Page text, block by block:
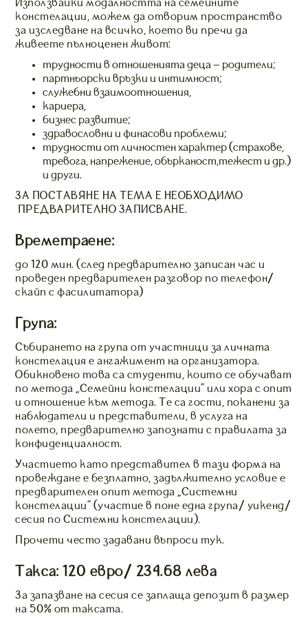
Използвайки модалността на семейните
констелации, можем да отворим пространство
за изследване на всичко, което ви пречи да
живеете пълноценен живот:
трудности в отношенията деца – родители;
партньорски връзки и интимност;
служебни взаимоотношения,
кариера,
бизнес развитие;
здравословни и финасови проблеми;
трудности от личностен характер (страхове,
тревога, напрежение, обърканост,тежест и др.)
и други.
ЗА ПОСТАВЯНЕ НА ТЕМА Е НЕОБХОДИМО
ПРЕДВАРИТЕЛНО ЗАПИСВАНЕ.
Времетраене:
до 120 мин. (след предварително записан час и
проведен предварителен разговор по телефон/
скайп с фасилитатора)
Група:
Събирането на група от участници за личната
констелация е ангажимент на организатора.
Обикновено това са студенти, които се обучават
по метода „Семейни констелации” или хора с опит
и отношение към метода. Те са гости, поканени за
наблюдатели и представители, в услуга на
полето, предварително запознати с правилата за
конфиденциалност.
Участието като представител в тази форма на
провеждане е безплатно, задължително условие е
предварителен опит метода „Системни
констелации” (участие в поне една група/ уикенд/
сесия по Системни констелации).
Прочети често задавани въпроси тук.
Такса: 120 евро/ 234.68 лева
За запазване на сесия се заплаща депозит в размер
на 50% от таксата.